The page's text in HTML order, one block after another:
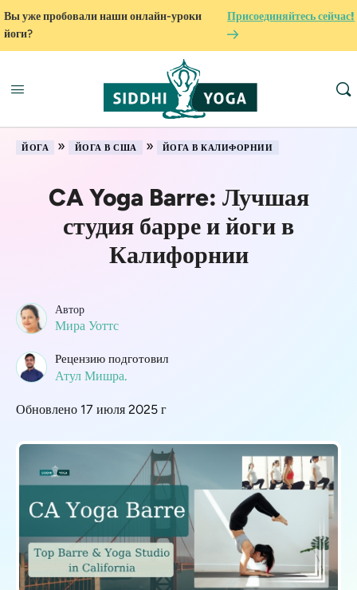
Вы уже пробовали наши онлайн-уроки
йоги?
Присоединяйтесь сейчас!
ЙОГА » ЙОГА В США » ЙОГА В КАЛИФОРНИИ
CA Yoga Barre: Лучшая
студия барре и йоги в
Калифорнии
Автор
Мира Уоттс
Рецензию подготовил
Атул Мишра.
Обновлено 17 июля 2025 г